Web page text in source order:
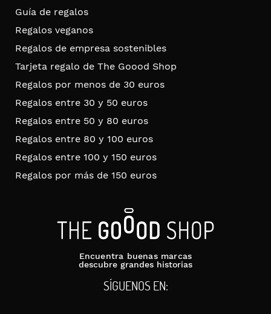
Guía de regalos
Regalos veganos
Regalos de empresa sostenibles
Tarjeta regalo de The Goood Shop
Regalos por menos de 30 euros
Regalos entre 30 y 50 euros
Regalos entre 50 y 80 euros
Regalos entre 80 y 100 euros
Regalos entre 100 y 150 euros
Regalos por más de 150 euros
Encuentra buenas marcas
descubre grandes historias
SÍGUENOS EN: